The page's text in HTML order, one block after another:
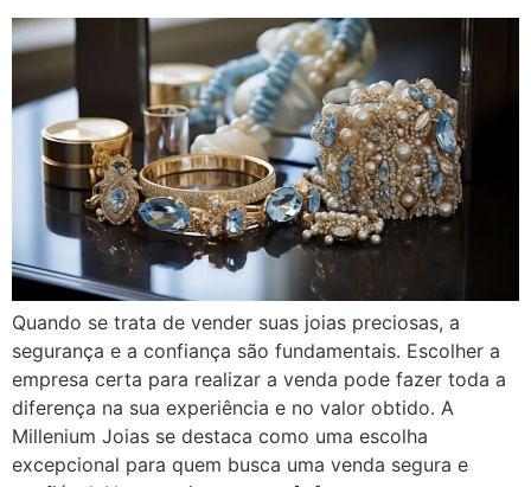
Quando se trata de vender suas joias preciosas, a
segurança e a confiança são fundamentais. Escolher a
empresa certa para realizar a venda pode fazer toda a
diferença na sua experiência e no valor obtido. A
Millenium Joias se destaca como uma escolha
excepcional para quem busca uma venda segura e